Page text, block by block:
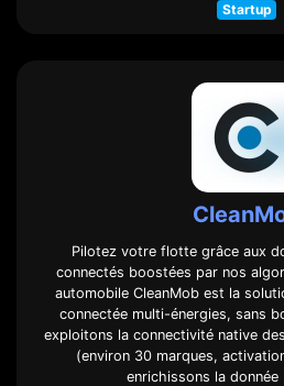
Startup
Pilotez votre flotte grâce aux
connectés boostées par nos
automobile CleanMob est la
connectée multi-énergies, sans
exploitons la connectivité native
(environ 30 marques,
enrichissons la donnée